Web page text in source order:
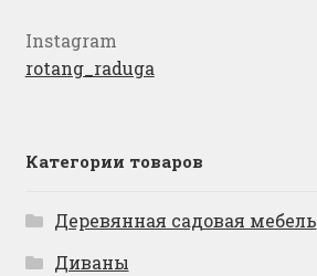
Instagram
rotang_raduga
Категории товаров
Деревянная садовая мебель
Диваны